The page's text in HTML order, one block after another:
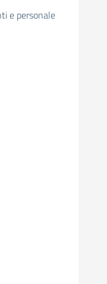
e personale